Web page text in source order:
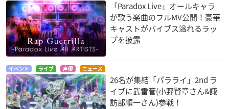
「Paradox Live」オールキャラ
が歌う楽曲のフルMV公開！豪華
キャストがバイブス溢れるラッ
プを披露
イベント ライブ 声優 ニュース
26名が集結「パラライ」2nd ラ
イブに武雷管(小野賢章さん&諏
訪部順一さん)参戦！